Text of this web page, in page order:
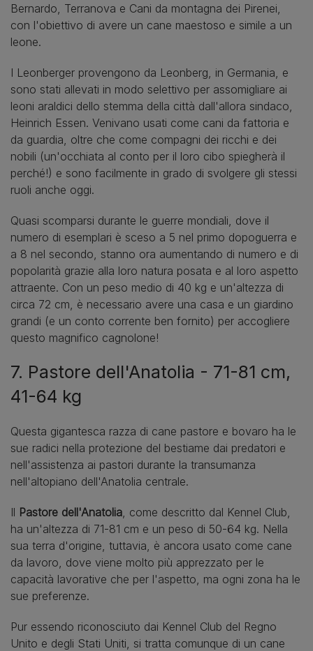
Bernardo, Terranova e Cani da montagna dei Pirenei,
con l'obiettivo di avere un cane maestoso e simile a un
leone.
I Leonberger provengono da Leonberg, in Germania, e
sono stati allevati in modo selettivo per assomigliare ai
leoni araldici dello stemma della città dall'allora sindaco,
Heinrich Essen. Venivano usati come cani da fattoria e
da guardia, oltre che come compagni dei ricchi e dei
nobili (un'occhiata al conto per il loro cibo spiegherà il
perché!) e sono facilmente in grado di svolgere gli stessi
ruoli anche oggi.
Quasi scomparsi durante le guerre mondiali, dove il
numero di esemplari è sceso a 5 nel primo dopoguerra e
a 8 nel secondo, stanno ora aumentando di numero e di
popolarità grazie alla loro natura posata e al loro aspetto
attraente. Con un peso medio di 40 kg e un'altezza di
circa 72 cm, è necessario avere una casa e un giardino
grandi (e un conto corrente ben fornito) per accogliere
questo magnifico cagnolone!
7. Pastore dell'Anatolia - 71-81 cm,
41-64 kg
Questa gigantesca razza di cane pastore e bovaro ha le
sue radici nella protezione del bestiame dai predatori e
nell'assistenza ai pastori durante la transumanza
nell'altopiano dell'Anatolia centrale.
Il Pastore dell'Anatolia , come descritto dal Kennel Club,
ha un'altezza di 71-81 cm e un peso di 50-64 kg. Nella
sua terra d'origine, tuttavia, è ancora usato come cane
da lavoro, dove viene molto più apprezzato per le
capacità lavorative che per l'aspetto, ma ogni zona ha le
sue preferenze.
Pur essendo riconosciuto dai Kennel Club del Regno
Unito e degli Stati Uniti, si tratta comunque di un cane